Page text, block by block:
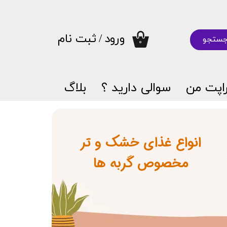
من سوالی دارید ؟ بلاگ
۰ ورود/ثبت نام
انواع غذای خشک و تر
​​​​​​​مخصوص گربه ها